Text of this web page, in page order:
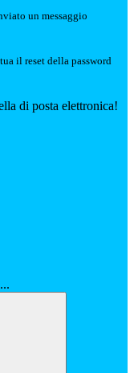
un messaggio
il reset della password
di posta elettronica!